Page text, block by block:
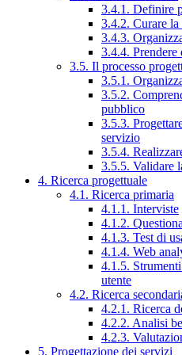
3.4.1. Definire
3.4.2. Curare
3.4.3.
3.4.4. Prendere
3.5. Il processo
3.5.1.
3.5.2.
pubblico
3.5.3.
servizio
3.5.4.
3.5.5. Validare
4. Ricerca progettuale
4.1. Ricerca primaria
4.1.1. Interviste
4.1.2.
4.1.3. Test di
4.1.4. Web
4.1.5.
utente
4.2. Ricerca
4.2.1. Ricerca
4.2.2. Analisi
4.2.3.
5. Progettazione dei servizi